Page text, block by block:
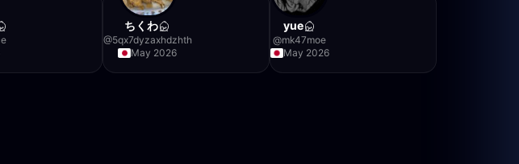
ちくわ
@5qx7dyzaxhdzhth
May 2026
yue
@mk47moe
May 2026